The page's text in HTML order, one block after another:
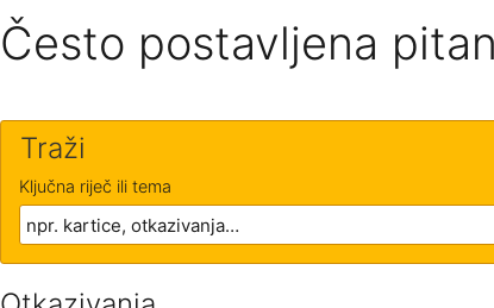
Često postavljena
Traži
Ključna riječ ili tema